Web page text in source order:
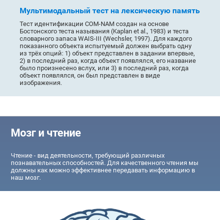
Мультимодальный тест на лексическую память
Тест идентификации COM-NAM создан на основе
Бостонского теста называния (Kaplan et al., 1983) и теста
словарного запаса WAIS-III (Wechsler, 1997). Для каждого
показанного объекта испытуемый должен выбрать одну
из трёх опций: 1) объект представлен в задании впервые,
2) в последний раз, когда объект появлялся, его название
было произнесено вслух, или 3) в последний раз, когда
объект появлялся, он был представлен в виде
изображения.
Мозг и чтение
Чтение - вид деятельности, требующий различных
познавательных способностей. Для качественного чтения мы
должны как можно эффективнее передавать информацию в
наш мозг.